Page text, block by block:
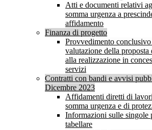
Atti e documenti relativi
somma urgenza a
affidamento
Finanza di progetto
Provvedimento
valutazione della
alla realizzazione in
servizi
Contratti con bandi e avvisi
Dicembre 2023
Affidamenti diretti di
somma urgenza e di
Informazioni sulle singole
tabellare